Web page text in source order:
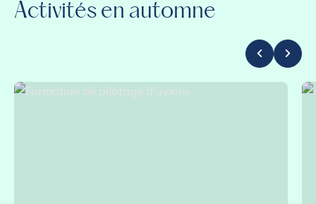
Activités en automne
Formation de pilotage d’avions